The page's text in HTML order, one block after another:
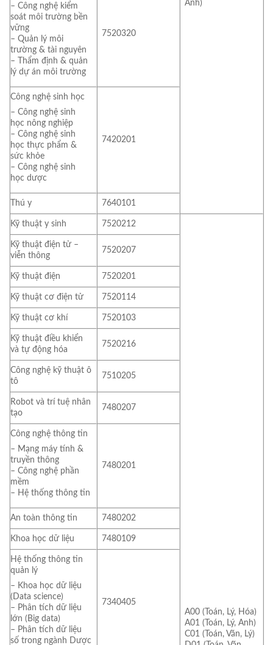
Anh)
– Công nghệ kiểm
soát môi trường bền
vững
– Quản lý môi
trường & tài nguyên
– Thẩm định & quản
lý dự án môi trường
7520320
Công nghệ sinh học
– Công nghệ sinh
học nông nghiệp
– Công nghệ sinh
học thực phẩm &
sức khỏe
– Công nghệ sinh
học dược
7420201
Thú y 7640101
Kỹ thuật y sinh 7520212
A00 (Toán, Lý, Hóa)
A01 (Toán, Lý, Anh)
C01 (Toán, Văn, Lý)
Kỹ thuật điện tử –
viễn thông
7520207
Kỹ thuật điện 7520201
Kỹ thuật cơ điện tử 7520114
Kỹ thuật cơ khí 7520103
Kỹ thuật điều khiển
và tự động hóa
7520216
Công nghệ kỹ thuật ô
tô
7510205
Robot và trí tuệ nhân
tạo
7480207
Công nghệ thông tin
– Mạng máy tính &
truyền thông
– Công nghệ phần
mềm
– Hệ thống thông tin
7480201
An toàn thông tin 7480202
Khoa học dữ liệu 7480109
Hệ thống thông tin
quản lý
– Khoa học dữ liệu
(Data science)
– Phân tích dữ liệu
lớn (Big data)
– Phân tích dữ liệu
số trong ngành Dược
7340405